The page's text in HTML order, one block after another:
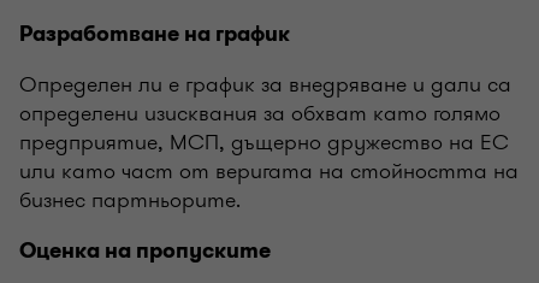
Разработване на график
Определен ли е график за внедряване и дали са
определени изисквания за обхват като голямо
предприятие, МСП, дъщерно дружество на ЕС
или като част от веригата на стойността на
бизнес партньорите.
Оценка на пропуските